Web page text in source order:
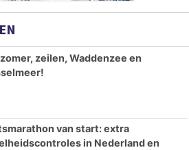
zeilen, Waddenzee en
van start: extra
in Nederland en